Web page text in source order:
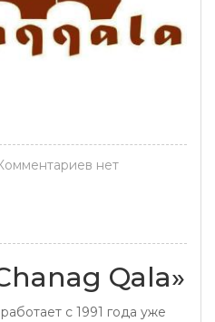
нет
Qala»
с 1991 года уже